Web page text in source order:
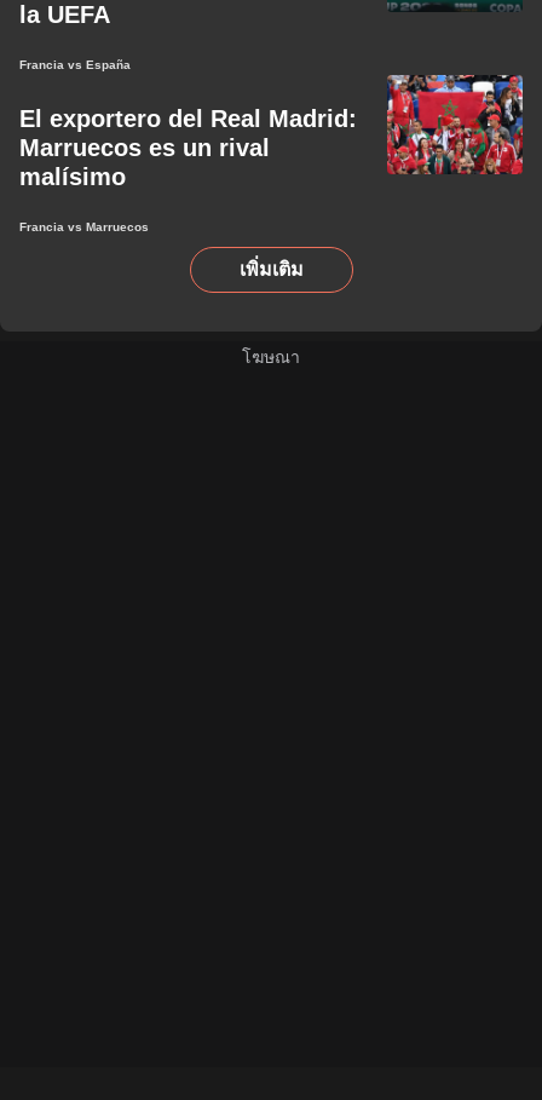
la UEFA
Francia vs España
El exportero del Real Madrid:
Marruecos es un rival
malísimo
Francia vs Marruecos
เพิ่มเติม